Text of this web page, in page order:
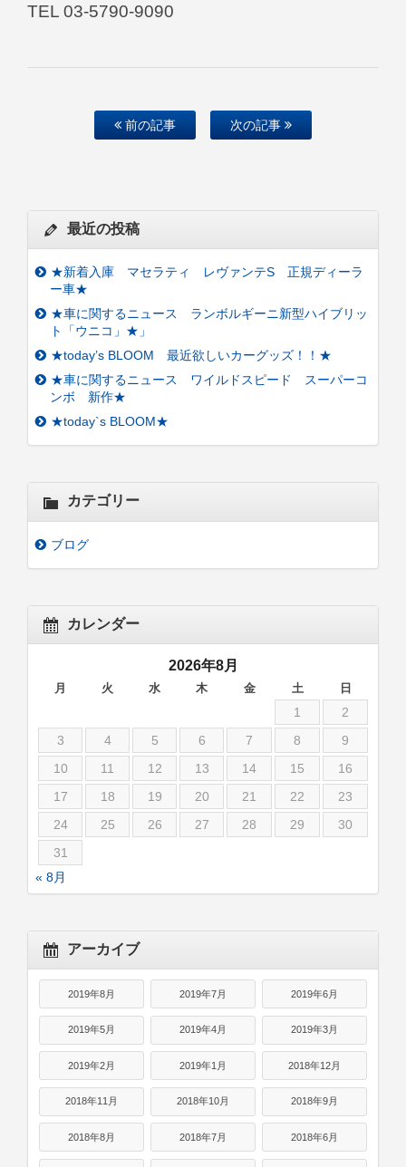
TEL 03-5790-9090
前の記事 次の記事
最近の投稿
★新着入庫 マセラティ レヴァンテS 正規ディーラ
ー車★
★車に関するニュース ランボルギーニ新型ハイブリッ
ト「ウニコ」★」
★today’s BLOOM 最近欲しいカーグッズ！！★
★車に関するニュース ワイルドスピード スーパーコ
ンボ 新作★
★today`s BLOOM★
カテゴリー
ブログ
カレンダー
2026年8月
月 火 水 木 金 土 日
1
2
3
4 5 6 7 8
9
10
11 12 13 14 15
16
17
18 19 20 21 22
23
24
25 26 27 28 29
30
31
« 8月
アーカイブ
2019年8月 2019年7月 2019年6月
2019年5月 2019年4月 2019年3月
2019年2月 2019年1月 2018年12月
2018年11月 2018年10月 2018年9月
2018年8月 2018年7月 2018年6月